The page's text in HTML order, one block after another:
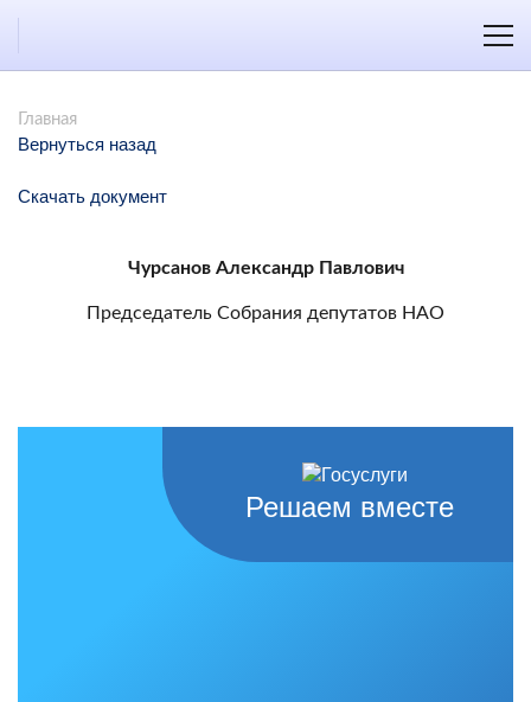
Главная
Вернуться назад
Скачать документ
Чурсанов Александр Павлович
Председатель Собрания депутатов НАО
Решаем вместе